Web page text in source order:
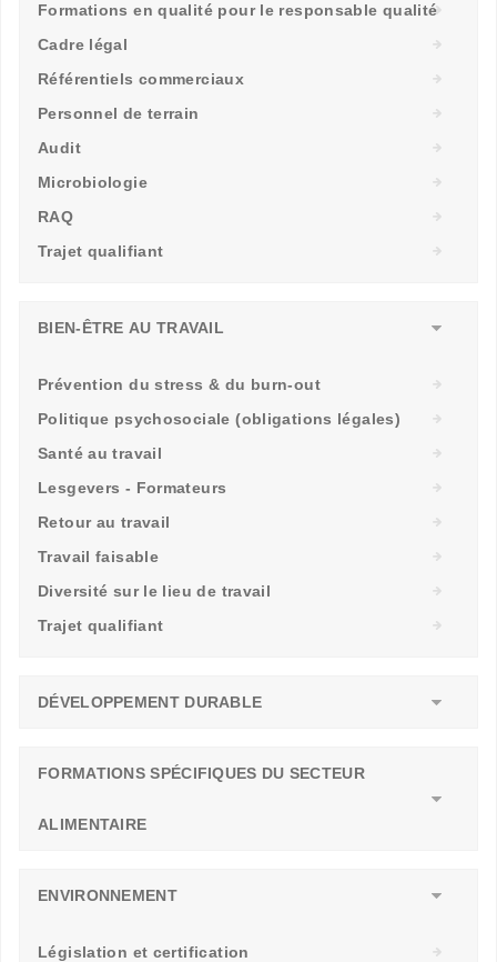
Formations en qualité pour le responsable qualité
Cadre légal
Référentiels commerciaux
Personnel de terrain
Audit
Microbiologie
RAQ
Trajet qualifiant
BIEN-ÊTRE AU TRAVAIL
Prévention du stress & du burn-out
Politique psychosociale (obligations légales)
Santé au travail
Lesgevers - Formateurs
Retour au travail
Travail faisable
Diversité sur le lieu de travail
Trajet qualifiant
DÉVELOPPEMENT DURABLE
FORMATIONS SPÉCIFIQUES DU SECTEUR
ALIMENTAIRE
ENVIRONNEMENT
Législation et certification